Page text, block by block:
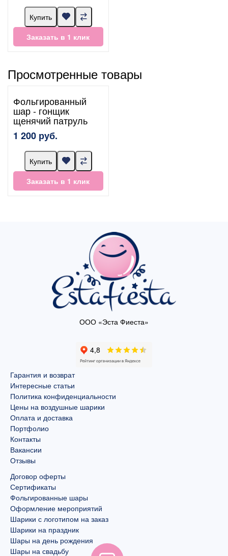
Купить
Заказать в 1 клик
Просмотренные товары
Фольгированный
шар - гонщик
щенячий патруль
1 200 руб.
Купить
Заказать в 1 клик
ООО «Эста Фиеста»
Гарантия и возврат
Интересные статьи
Политика конфиденциальности
Цены на воздушные шарики
Оплата и доставка
Портфолио
Контакты
Вакансии
Отзывы
Договор оферты
Сертификаты
Фольгированные шары
Оформление мероприятий
Шарики с логотипом на заказ
Шарики на праздник
Шары на день рождения
Шары на свадьбу